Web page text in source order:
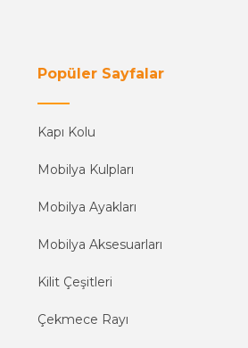
Popüler Sayfalar
Kapı Kolu
Mobilya Kulpları
Mobilya Ayakları
Mobilya Aksesuarları
Kilit Çeşitleri
Çekmece Rayı